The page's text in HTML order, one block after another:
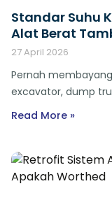
Standar Suhu
Alat Berat
27 April 2026
Pernah
excavator, dump
Read More »